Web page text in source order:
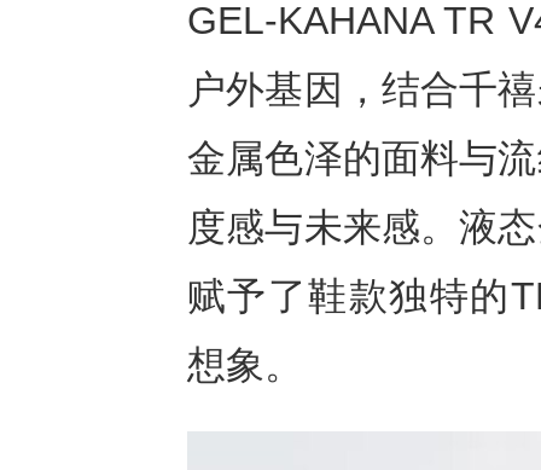
GEL-KAHANA TR
户外基因，结合千
金属色泽的面料与
度感与未来感。液
赋予了鞋款独特的
想象。